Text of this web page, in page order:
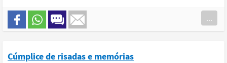
...
Cúmplice de risadas e memórias